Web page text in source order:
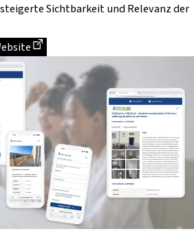
Sichtbarkeit und Relevanz der
Seite